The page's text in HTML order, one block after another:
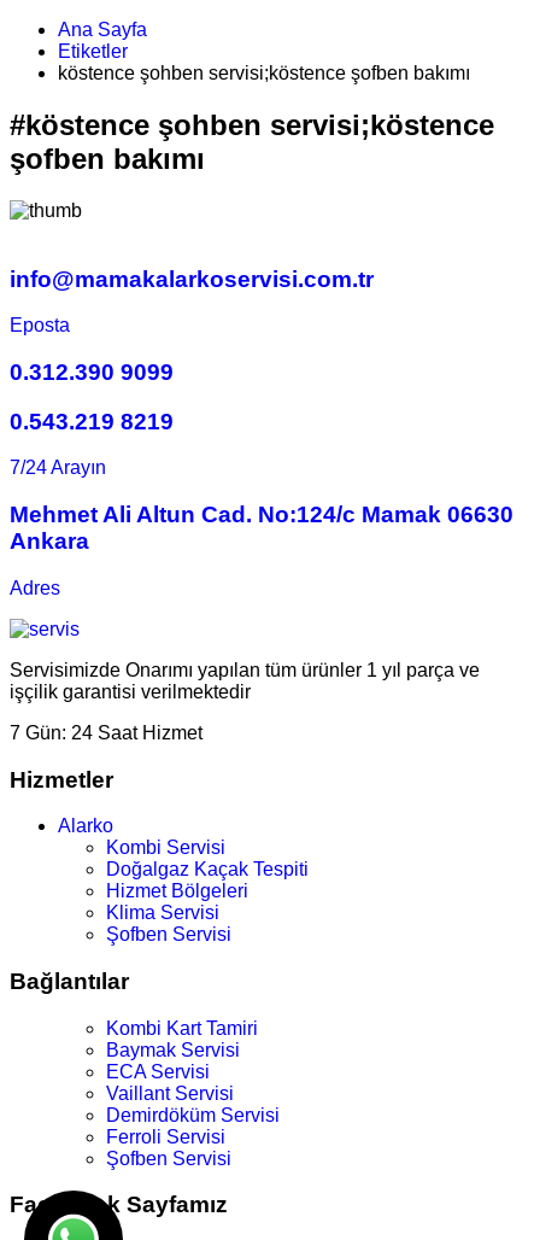
Ana Sayfa
Etiketler
köstence şohben servisi;köstence şofben bakımı
#köstence şohben servisi;köstence
şofben bakımı
info@mamakalarkoservisi.com.tr
Eposta
0.312.390 9099
0.543.219 8219
7/24 Arayın
Mehmet Ali Altun Cad. No:124/c Mamak 06630
Ankara
Adres
Servisimizde Onarımı yapılan tüm ürünler 1 yıl parça ve
işçilik garantisi verilmektedir
7 Gün: 24 Saat Hizmet
Hizmetler
Alarko
Kombi Servisi
Doğalgaz Kaçak Tespiti
Hizmet Bölgeleri
Klima Servisi
Şofben Servisi
Bağlantılar
Kombi Kart Tamiri
Baymak Servisi
ECA Servisi
Vaillant Servisi
Demirdöküm Servisi
Ferroli Servisi
Şofben Servisi
Facebook Sayfamız